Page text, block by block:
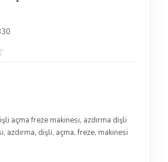
açma freze makinesi, azdırma dişli
, azdırma, dişli, açma,freze, makinesi